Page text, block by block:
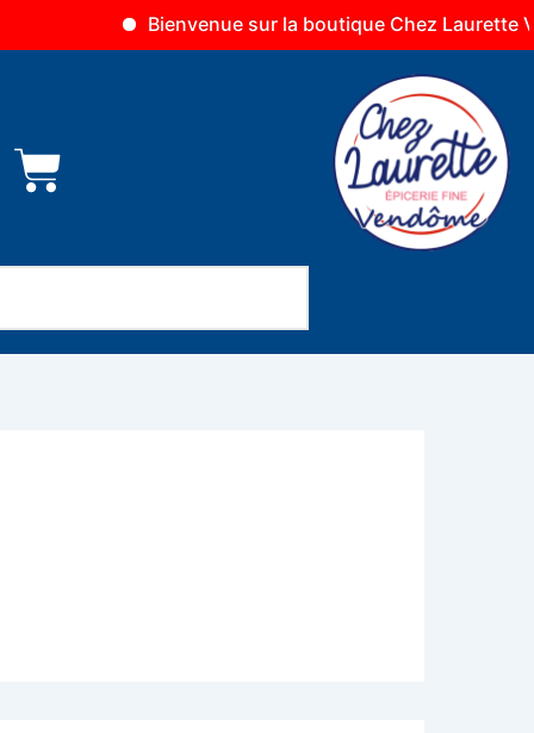
Bienvenue sur la boutique Chez Laurette Vendôme